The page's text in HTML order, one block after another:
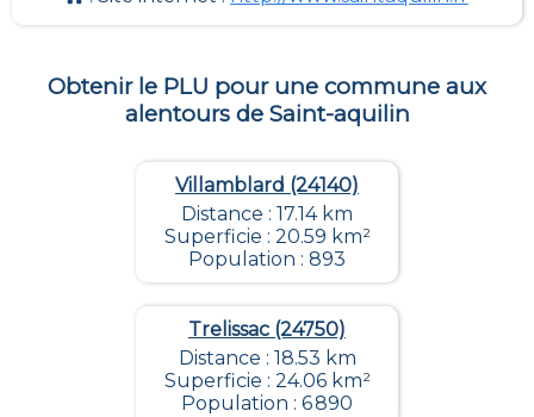
Obtenir le PLU pour une commune aux
alentours de Saint-aquilin
Villamblard (24140)
Distance : 17.14 km
Superficie : 20.59 km²
Population : 893
Trelissac (24750)
Distance : 18.53 km
Superficie : 24.06 km²
Population : 6 890